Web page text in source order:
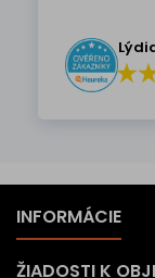
INFORMÁCIE
ŽIADOSTI K